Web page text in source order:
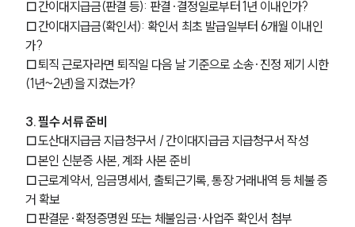
□간이대지급금(판결 등): 판결·결정일로부터 1년 이내인가?
□간이대지급금(확인서): 확인서 최초 발급일부터 6개월 이내인
가?
□퇴직 근로자라면 퇴직일 다음 날 기준으로 소송·진정 제기 시한
(1년~2년)을 지켰는가?
3. 필수 서류 준비
□도산대지급금 지급청구서 / 간이대지급금 지급청구서 작성
□본인 신분증 사본, 계좌 사본 준비
□근로계약서, 임금명세서, 출퇴근기록, 통장 거래내역 등 체불 증
거 확보
□판결문·확정증명원 또는 체불임금·사업주 확인서 첨부